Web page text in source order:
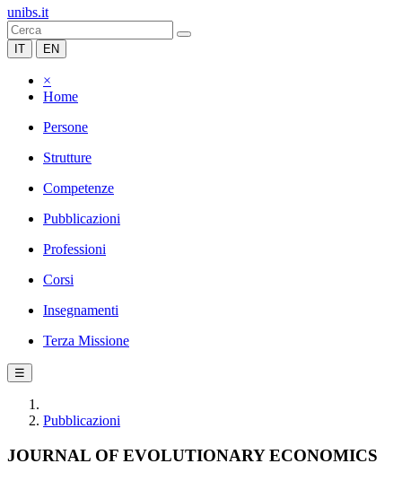
unibs.it
IT EN
×
Home
Persone
Strutture
Competenze
Pubblicazioni
Professioni
Corsi
Insegnamenti
Terza Missione
☰
Pubblicazioni
JOURNAL OF EVOLUTIONARY ECONOMICS